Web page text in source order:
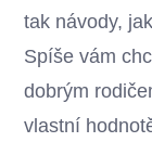
tak návody,
Spíše vám
dobrým
vlastní